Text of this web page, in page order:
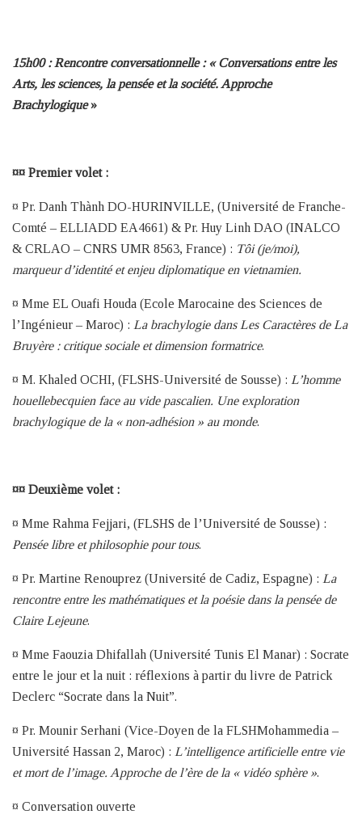
15h00 :Rencontre conversationnelle : « Conversations entre les
Arts, les sciences, la pensée et la société. Approche
Brachylogique»
¤¤ Premier volet :
¤ Pr. Danh Thành DO-HURINVILLE, (Université de Franche-
Comté – ELLIADD EA4661) & Pr. Huy Linh DAO (INALCO
& CRLAO – CNRS UMR 8563, France) : Tôi (je/moi),
marqueur d’identité et enjeu diplomatique en vietnamien.
¤ Mme EL Ouafi Houda (Ecole Marocaine des Sciences de
l’Ingénieur – Maroc) : La brachylogie dans Les Caractères de La
Bruyère : critique sociale et dimension formatrice.
¤ M. Khaled OCHI, (FLSHS-Université de Sousse) : L’homme
houellebecquien face au vide pascalien. Une exploration
brachylogique de la « non-adhésion » au monde.
¤¤ Deuxième volet :
¤ Mme Rahma Fejjari, (FLSHS de l’Université de Sousse) :
Pensée libre et philosophie pour tous.
¤ Pr. Martine Renouprez (Université de Cadiz, Espagne) : La
rencontre entre les mathématiques et la poésie dans la pensée de
Claire Lejeune.
¤ Mme Faouzia Dhifallah (Université Tunis El Manar) : Socrate
entre le jour et la nuit : réflexions à partir du livre de Patrick
Declerc “Socrate dans la Nuit”.
¤ Pr. Mounir Serhani (Vice-Doyen de la FLSHMohammedia –
Université Hassan 2, Maroc) : L’intelligence artificielle entre vie
et mort de l’image. Approche de l’ère de la « vidéo sphère ».
¤ Conversation ouverte